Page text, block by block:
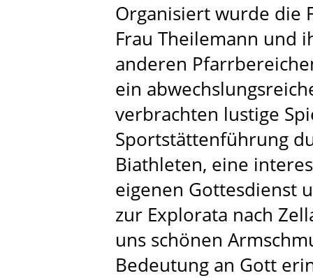
Organisiert wurde die
Frau Theilemann und
anderen
ein
verbrachten lustige
Sportstättenführung
Biathleten, eine
eigenen Gottesdienst
zur Explorata nach
uns schönen
Bedeutung an Gott